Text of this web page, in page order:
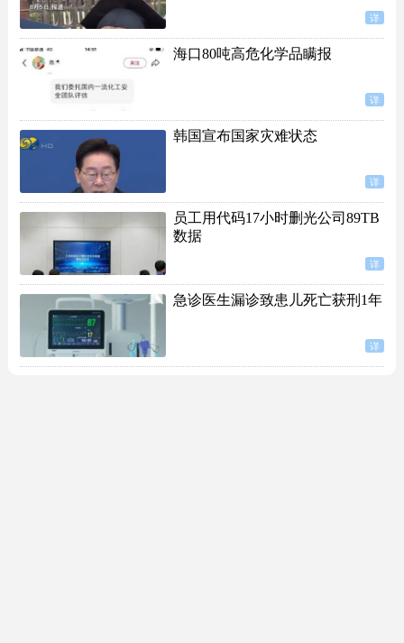
详
海口80吨高危化学品瞒报
详
韩国宣布国家灾难状态
详
员工用代码17小时删光公司89TB
数据
详
急诊医生漏诊致患儿死亡获刑1年
详